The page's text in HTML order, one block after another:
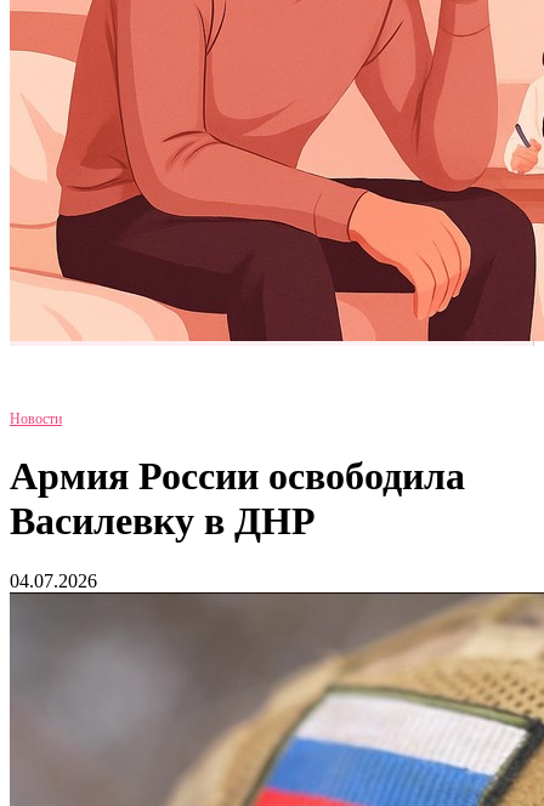
Новости
Армия России освободила
Василевку в ДНР
04.07.2026